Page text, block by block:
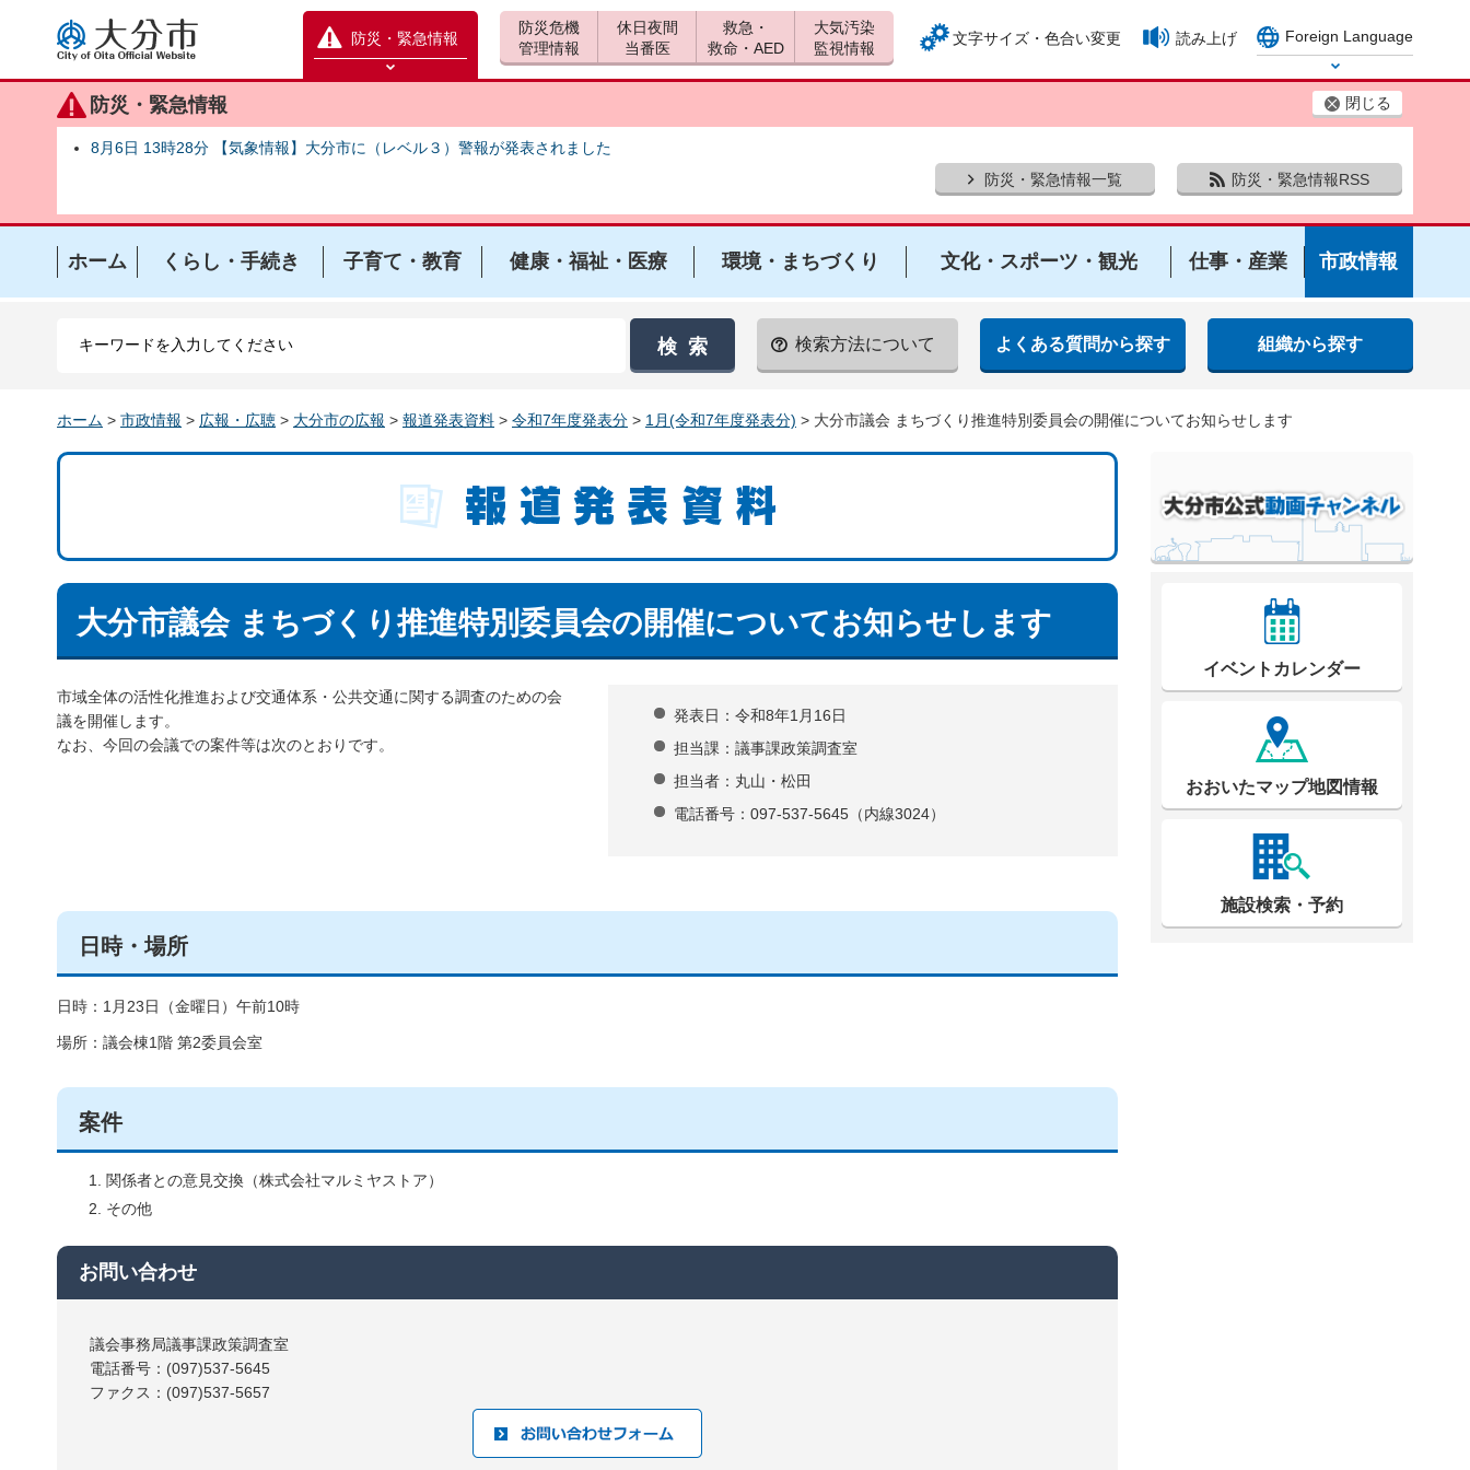
大分市
防災・緊急情報
防災緊急情報を開く
防災・緊急情報 閉じる
8月6日 13時28分 【気象情報】大分市に（レベル３）警報が発表されました
防災・緊急情報一覧
防災・緊急情報RSS
防災危機
管理情報
休日夜間
当番医
救急・
救命・AED
大気汚染
監視情報
文字サイズ・色合い変更 読み上げ
Foreign Language
Select Language
ホーム くらし・手続き 子育て・教育 健康・福祉・医療 環境・まちづくり 文化・スポーツ・観光 仕事・産業 市政情報
検索方法について よくある質問から探す 組織から探す
ホーム > 市政情報 > 広報・広聴 > 大分市の広報 > 報道発表資料 > 令和7年度発表分 > 1月(令和7年度発表分) > 大分市議会 まちづくり推進特別委員会の開催についてお知らせします
大分市議会 まちづくり推進特別委員会の開催についてお知らせします
発表日：令和8年1月16日
担当課：議事課政策調査室
担当者：丸山・松田
電話番号：097-537-5645（内線3024）
市域全体の活性化推進および交通体系・公共交通に関する調査のための会
議を開催します。
なお、今回の会議での案件等は次のとおりです。
日時・場所
日時：1月23日（金曜日）午前10時
場所：議会棟1階 第2委員会室
案件
関係者との意見交換（株式会社マルミヤストア）
その他
お問い合わせ
議会事務局議事課政策調査室
電話番号：(097)537-5645
ファクス：(097)537-5657
イベントカレンダー
おおいたマップ地図情報
施設検索・予約